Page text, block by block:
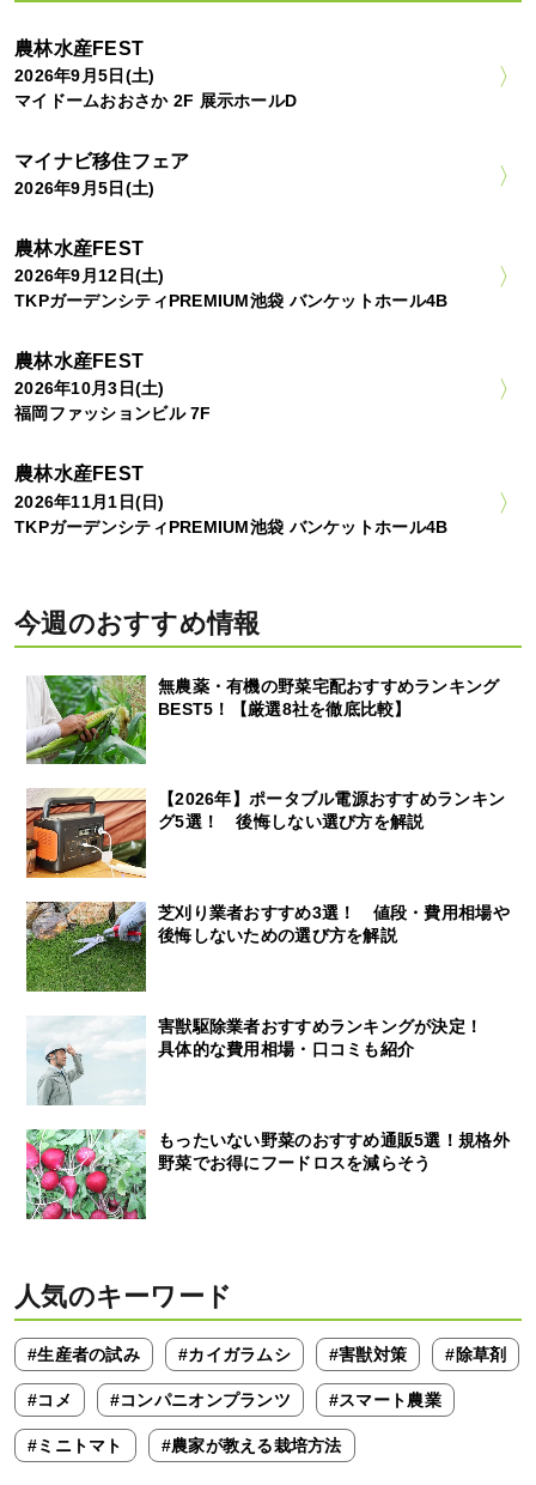
農林水産FEST
2026年9月5日(土)
マイドームおおさか 2F 展示ホールD
マイナビ移住フェア
2026年9月5日(土)
農林水産FEST
2026年9月12日(土)
TKPガーデンシティPREMIUM池袋 バンケットホール4B
農林水産FEST
2026年10月3日(土)
福岡ファッションビル 7F
農林水産FEST
2026年11月1日(日)
TKPガーデンシティPREMIUM池袋 バンケットホール4B
今週のおすすめ情報
無農薬・有機の野菜宅配おすすめランキング
BEST5！【厳選8社を徹底比較】
【2026年】ポータブル電源おすすめランキン
グ5選！ 後悔しない選び方を解説
芝刈り業者おすすめ3選！ 値段・費用相場や
後悔しないための選び方を解説
害獣駆除業者おすすめランキングが決定！
具体的な費用相場・口コミも紹介
もったいない野菜のおすすめ通販5選！規格外
野菜でお得にフードロスを減らそう
人気のキーワード
#生産者の試み #カイガラムシ #害獣対策 #除草剤
#コメ #コンパニオンプランツ #スマート農業
#ミニトマト #農家が教える栽培方法